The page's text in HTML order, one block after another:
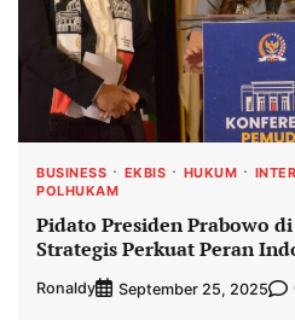
BUSINESS EKBIS HUKUM
POLHUKAM
Pidato Presiden Prabowo
Strategis Perkuat Peran
Ronaldy September 25, 2025